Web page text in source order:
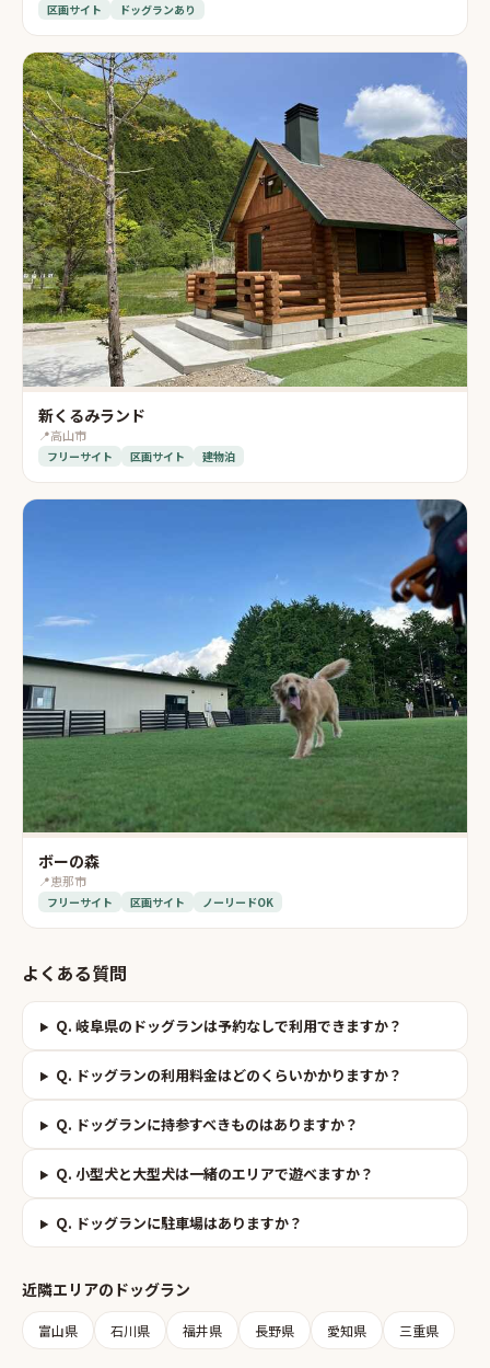
区画サイト ドッグランあり
新くるみランド
📍高山市
フリーサイト 区画サイト 建物泊
ボーの森
📍恵那市
フリーサイト 区画サイト ノーリードOK
よくある質問
Q. 岐阜県のドッグランは予約なしで利用できますか？
Q. ドッグランの利用料金はどのくらいかかりますか？
Q. ドッグランに持参すべきものはありますか？
Q. 小型犬と大型犬は一緒のエリアで遊べますか？
Q. ドッグランに駐車場はありますか？
近隣エリアの ドッグラン
富山県 石川県 福井県 長野県 愛知県 三重県